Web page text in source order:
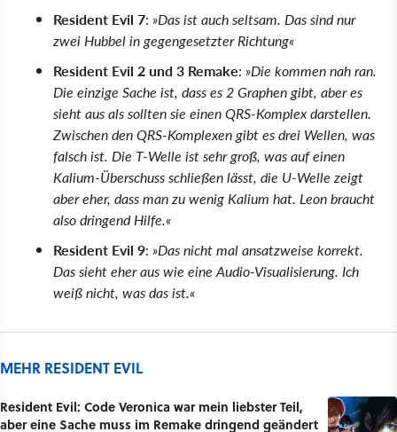
Resident Evil 7: »Das ist auch seltsam. Das sind nur
zwei Hubbel in gegengesetzter Richtung«
Resident Evil 2 und 3 Remake: »Die kommen nah ran.
Die einzige Sache ist, dass es 2 Graphen gibt, aber es
sieht aus als sollten sie einen QRS-Komplex darstellen.
Zwischen den QRS-Komplexen gibt es drei Wellen, was
falsch ist. Die T-Welle ist sehr groß, was auf einen
Kalium-Überschuss schließen lässt, die U-Welle zeigt
aber eher, dass man zu wenig Kalium hat. Leon braucht
also dringend Hilfe.«
Resident Evil 9: »Das nicht mal ansatzweise korrekt.
Das sieht eher aus wie eine Audio-Visualisierung. Ich
weiß nicht, was das ist.«
MEHR RESIDENT EVIL
Resident Evil: Code Veronica war mein liebster Teil,
aber eine Sache muss im Remake dringend geändert